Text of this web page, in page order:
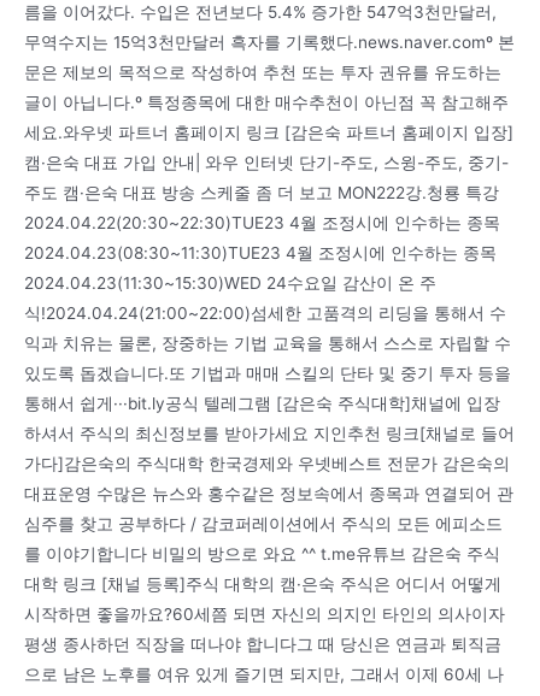
름을 이어갔다. 수입은 전년보다 5.4% 증가한 547억3천만달러,
무역수지는 15억3천만달러 흑자를 기록했다.news.naver.comº 본
문은 제보의 목적으로 작성하여 추천 또는 투자 권유를 유도하는
글이 아닙니다.º 특정종목에 대한 매수추천이 아닌점 꼭 참고해주
세요.와우넷 파트너 홈페이지 링크 [감은숙 파트너 홈페이지 입장]
캠·은숙 대표 가입 안내| 와우 인터넷 단기-주도, 스윙-주도, 중기-
주도 캠·은숙 대표 방송 스케줄 좀 더 보고 MON222강.청룡 특강
2024.04.22(20:30~22:30)TUE23 4월 조정시에 인수하는 종목
2024.04.23(08:30~11:30)TUE23 4월 조정시에 인수하는 종목
2024.04.23(11:30~15:30)WED 24수요일 감산이 온 주
식!2024.04.24(21:00~22:00)섬세한 고품격의 리딩을 통해서 수
익과 치유는 물론, 장중하는 기법 교육을 통해서 스스로 자립할 수
있도록 돕겠습니다.또 기법과 매매 스킬의 단타 및 중기 투자 등을
통해서 쉽게···bit.ly공식 텔레그램 [감은숙 주식대학]채널에 입장
하셔서 주식의 최신정보를 받아가세요 지인추천 링크[채널로 들어
가다]감은숙의 주식대학 한국경제와 우넷베스트 전문가 감은숙의
대표운영 수많은 뉴스와 홍수같은 정보속에서 종목과 연결되어 관
심주를 찾고 공부하다 / 감코퍼레이션에서 주식의 모든 에피소드
를 이야기합니다 비밀의 방으로 와요 ^^ t.me유튜브 감은숙 주식
대학 링크 [채널 등록]주식 대학의 캠·은숙 주식은 어디서 어떻게
시작하면 좋을까요?60세쯤 되면 자신의 의지인 타인의 의사이자
평생 종사하던 직장을 떠나야 합니다그 때 당신은 연금과 퇴직금
으로 남은 노후를 여유 있게 즐기면 되지만, 그래서 이제 60세 나